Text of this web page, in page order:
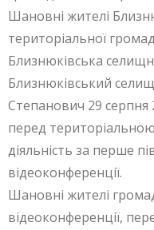
Шановні жителі
територіальної
Близнюківська
Близнюківський
Степанович 29 серпня
перед
діяльність за перше
відеоконференції.
Шановні жителі
відеоконференції,